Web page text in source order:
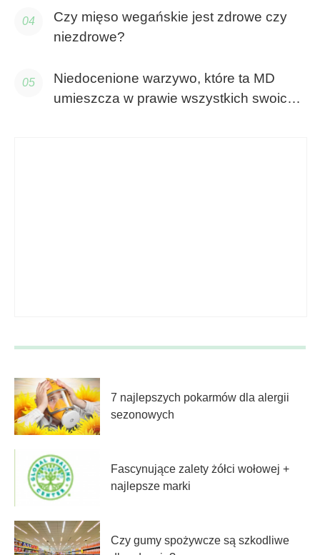
Czy mięso wegańskie jest zdrowe czy
niezdrowe?
Niedocenione warzywo, które ta MD
umieszcza w prawie wszystkich swoich
7 najlepszych pokarmów dla alergii
sezonowych
Fascynujące zalety żółci wołowej +
najlepsze marki
Czy gumy spożywcze są szkodliwe